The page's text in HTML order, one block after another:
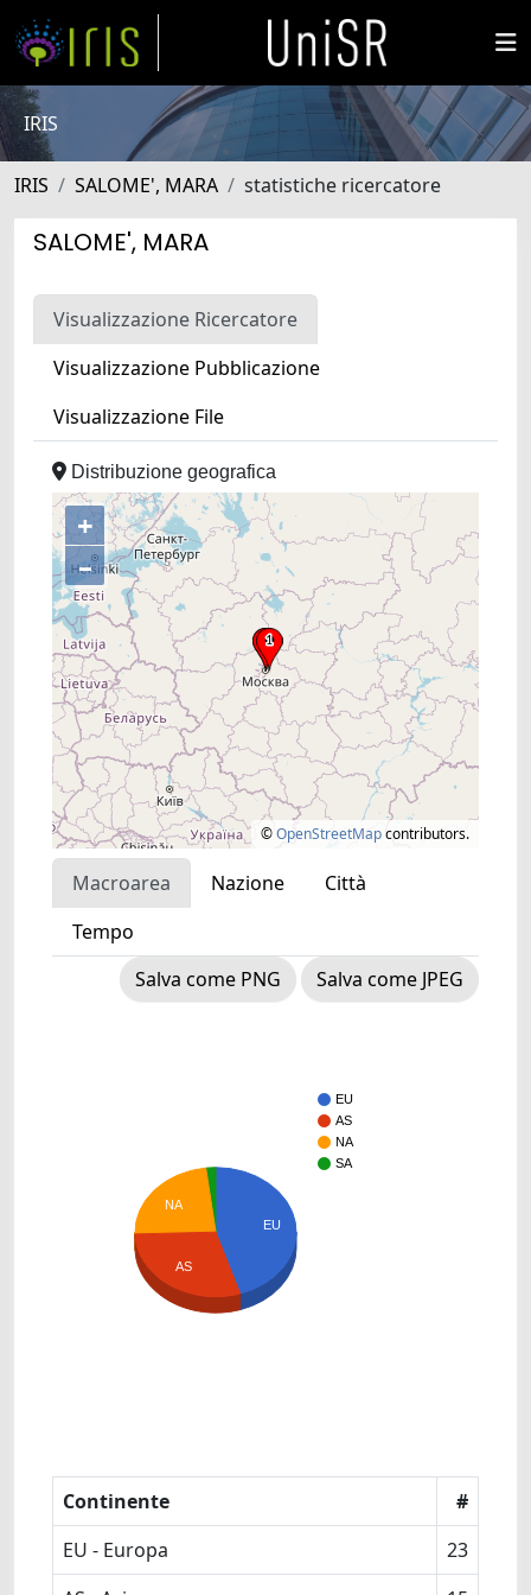
IRIS
IRIS SALOME', MARA statistiche ricercatore
SALOME', MARA
Visualizzazione Ricercatore
Visualizzazione Pubblicazione
Visualizzazione File
Distribuzione geografica
+
–
©OpenStreetMapcontributors.
Macroarea Nazione
Città
Tempo
Salva come PNG
Salva come JPEG
EU
AS
NA
SA
EU
NA
AS
Continente
#
EU - Europa
23